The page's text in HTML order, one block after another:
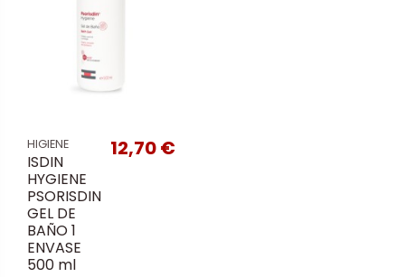
HIGIENE
ISDIN
HYGIENE
PSORISDIN
GEL DE
BAÑO 1
ENVASE
500 ml
12,70 €